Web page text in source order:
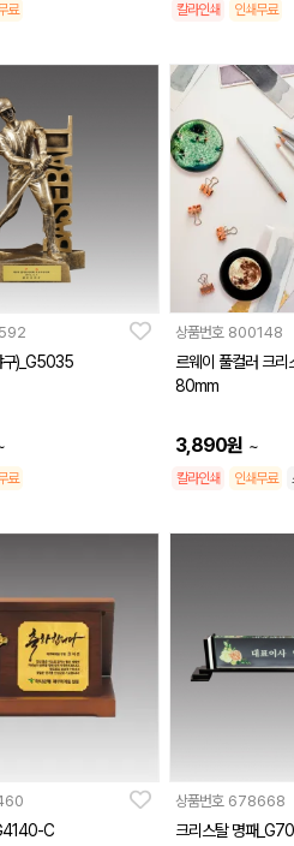
료 칼라인쇄 인쇄무료
구)_G5035
료
상품번호 800148
르웨이 풀컬러 크
80mm
3,890원 ~
칼라인쇄 인쇄무료
C
상품번호 678668
크리스탈 명패